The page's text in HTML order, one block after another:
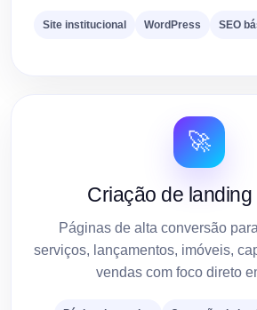
Site institucional WordPress SEO
🚀
Criação de
Páginas de alta conversão
serviços, lançamentos, imóveis,
vendas com foco direto